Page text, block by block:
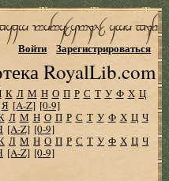
RoyalLib.com
Войти Зарегистрироваться
К Л М Н О П Р С Т У Ф Х Ц
Я [A-Z] [0-9]
Л М Н О П Р С Т У Ф Х Ц Ч
[A-Z] [0-9]
Л М Н О П Р С Т У Ф Х Ц Ч
[A-Z] [0-9]